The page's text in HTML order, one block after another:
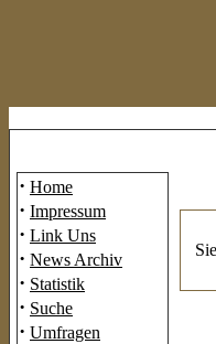
· Home
· Impressum
· Link Uns
· News Archiv
· Statistik
· Suche
· Umfragen